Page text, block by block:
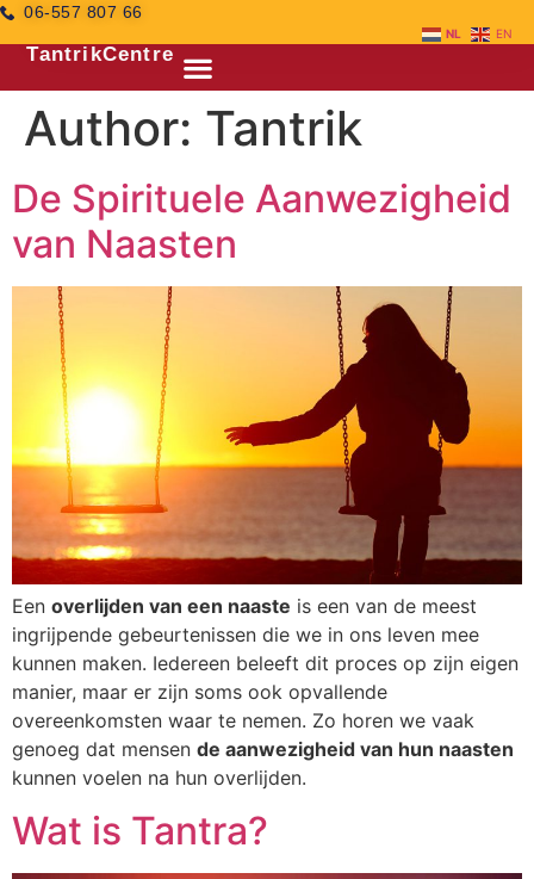
06-557 807 66
TantrikCentre
Author: Tantrik
De Spirituele Aanwezigheid
van Naasten
Een overlijden van een naaste is een van de meest
ingrijpende gebeurtenissen die we in ons leven mee
kunnen maken. Iedereen beleeft dit proces op zijn eigen
manier, maar er zijn soms ook opvallende
overeenkomsten waar te nemen. Zo horen we vaak
genoeg dat mensen de aanwezigheid van hun naasten
kunnen voelen na hun overlijden.
Wat is Tantra?
NL EN